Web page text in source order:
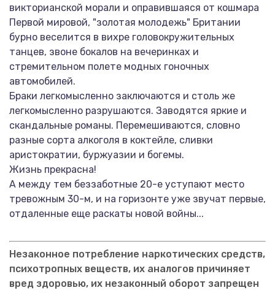
викторианской морали и оправившаяся от кошмара
Первой мировой, "золотая молодежь" Британии
бурно веселится в вихре головокружительных
танцев, звоне бокалов на вечеринках и
стремительном полете модных гоночных
автомобилей.
Браки легкомысленно заключаются и столь же
легкомысленно разрушаются. Заводятся яркие и
скандальные романы. Перемешиваются, словно
разные сорта алкоголя в коктейле, сливки
аристократии, буржуазии и богемы.
Жизнь прекрасна!
А между тем беззаботные 20-е уступают место
тревожным 30-м, и на горизонте уже звучат первые,
отдаленные еще раскаты новой войны...
Незаконное потребление наркотических средств,
психотропных веществ, их аналогов причиняет
вред здоровью, их незаконный оборот запрещен